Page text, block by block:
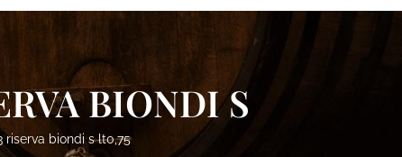
BIONDI S
riserva biondi s lt0,75